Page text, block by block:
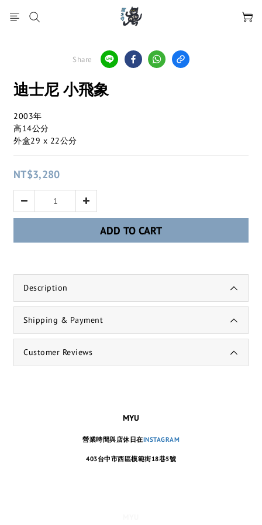
Share
迪士尼 小飛象
2003年
高14公分
外盒29 x 22公分
NT$3,280
ADD TO CART
Description
Shipping & Payment
Customer Reviews
MYU
營業時間與店休日在INSTAGRAM
403台中市西區模範街18巷5號